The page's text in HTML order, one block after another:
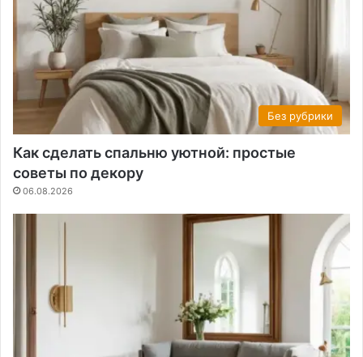
Без рубрики
Как сделать спальню уютной: простые
советы по декору
06.08.2026